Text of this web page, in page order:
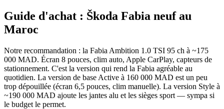
Guide d'achat : Škoda Fabia neuf au
Maroc
Notre recommandation : la Fabia Ambition 1.0 TSI 95 ch à ~175
000 MAD. Écran 8 pouces, clim auto, Apple CarPlay, capteurs de
stationnement. C'est la version qui rend la Fabia agréable au
quotidien. La version de base Active à 160 000 MAD est un peu
trop dépouillée (écran 6,5 pouces, clim manuelle). La version Style à
~190 000 MAD ajoute les jantes alu et les sièges sport — sympa si
le budget le permet.